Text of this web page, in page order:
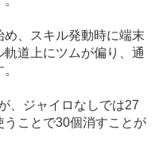
、スキル発動時に端末
道上にツムが偏り、通
、ジャイロなしでは27
ことで30個消すことが